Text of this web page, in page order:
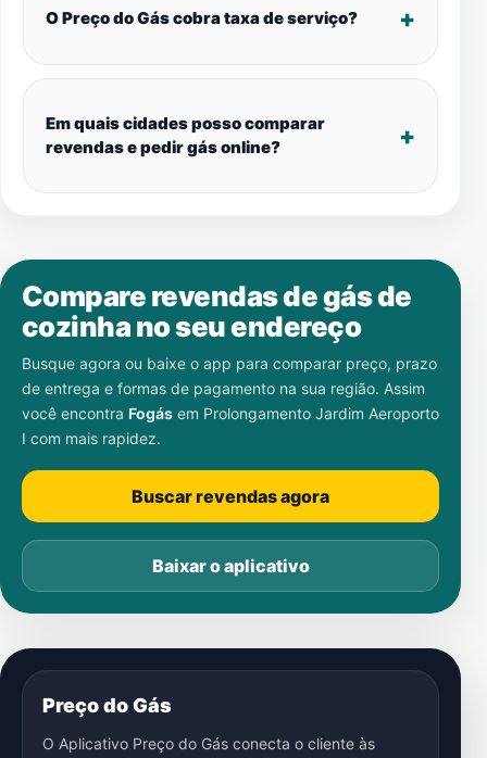
O Preço do Gás cobra taxa de serviço?
Em quais cidades posso comparar
revendas e pedir gás online?
Compare revendas de gás de
cozinha no seu endereço
Busque agora ou baixe o app para comparar preço, prazo
de entrega e formas de pagamento na sua região. Assim
você encontra Fogás em Prolongamento Jardim Aeroporto
I com mais rapidez.
Buscar revendas agora
Baixar o aplicativo
Preço do Gás
O Aplicativo Preço do Gás conecta o cliente às